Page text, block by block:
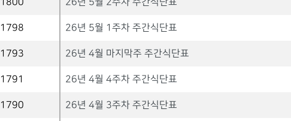
1800 26년 5월 2주차 주간식단표
1798 26년 5월 1주차 주간식단표
1793 26년 4월 마지막주 주간식단표
1791 26년 4월 4주차 주간식단표
1790 26년 4월 3주차 주간식단표